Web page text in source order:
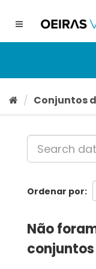
conteúdo
Toggle
Conjuntos
Ordenar por
Não